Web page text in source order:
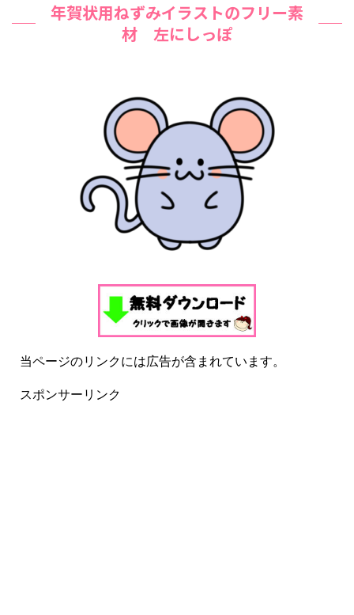
年賀状用ねずみイラストのフリー素
材 左にしっぽ
当ページのリンクには広告が含まれています。
スポンサーリンク